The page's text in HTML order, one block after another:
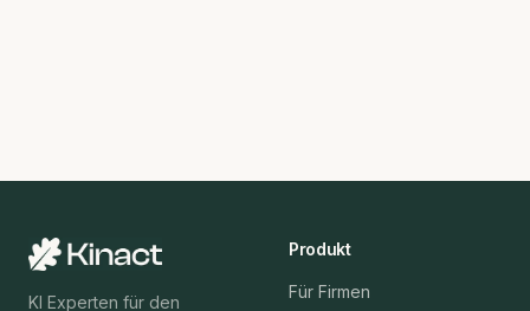
KI Experten für den
Produkt
Für Firmen